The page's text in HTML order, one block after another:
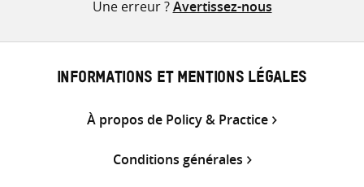
Une erreur ?Avertissez-nous
INFORMATIONS ET MENTIONS LÉGALES
À propos de Policy & Practice
Conditions générales